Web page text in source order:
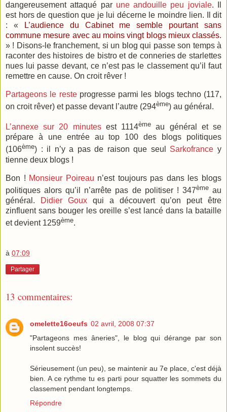
dangereusement attaqué par une andouille peu joviale. Il
est hors de question que je lui décerne le moindre lien. Il dit
: «
L’audience du Cabinet me semble pourtant sans
commune mesure avec au moins vingt blogs mieux classés.
» ! Disons-le franchement, si un blog qui passe son temps à
raconter des histoires de bistro et de conneries de starlettes
nues lui passe devant, ce n’est pas le classement qu’il faut
remettre en cause. On croit rêver !
Partageons le resteprogresse parmi les blogs techno (117,
on croit rêver) et passe devant l’autre (294ème) au général.
L’annexe sur 20 minutesest 1114ème au général et se
prépare à une entrée au top 100 des blogs politiques
(106ème) : il n’y a pas de raison que seul Sarkofrance y
tienne deux blogs !
Bon ! Monsieur Poireau n’est toujours pas dans les blogs
politiques alors qu’il n’arrête pas de politiser ! 347èmeau
général.
Didier Goux qui a découvert qu’on peut être
zinfluent sans bouger les oreille s’est lancé dans la bataille
et devient 1259ème.
à 07:09
Partager
13 commentaires:
omelette16oeufs 02 avril, 2008 07:37
"Partageons mes âneries", le blog qui dérange par son
insolent succès!
Sérieusement (un peu), se maintenir au 7e place, c'est déjà
bien. A ce rythme tu es parti pour squatter les sommets du
classement pendant longtemps.
Répondre